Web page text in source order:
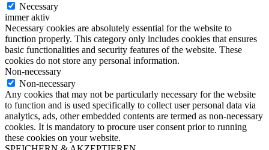
Necessary
immer aktiv
Necessary cookies are absolutely essential for the website to
function properly. This category only includes cookies that ensures
basic functionalities and security features of the website. These
cookies do not store any personal information.
Non-necessary
Non-necessary
Any cookies that may not be particularly necessary for the website
to function and is used specifically to collect user personal data via
analytics, ads, other embedded contents are termed as non-necessary
cookies. It is mandatory to procure user consent prior to running
these cookies on your website.